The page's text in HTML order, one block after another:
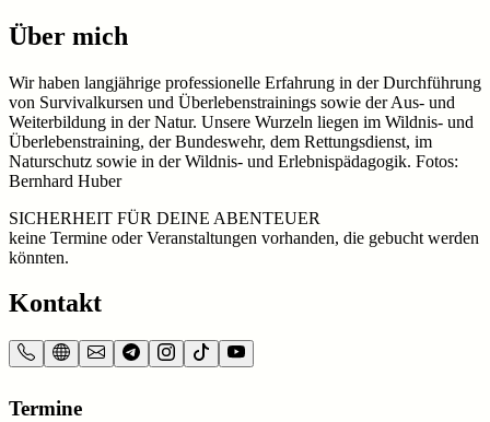
Über mich
Wir haben langjährige professionelle Erfahrung in der Durchführung
von Survivalkursen und Überlebenstrainings sowie der Aus- und
Weiterbildung in der Natur. Unsere Wurzeln liegen im Wildnis- und
Überlebenstraining, der Bundeswehr, dem Rettungsdienst, im
Naturschutz sowie in der Wildnis- und Erlebnispädagogik. Fotos:
Bernhard Huber
SICHERHEIT FÜR DEINE ABENTEUER
keine Termine oder Veranstaltungen vorhanden, die gebucht werden
könnten.
Kontakt
Termine